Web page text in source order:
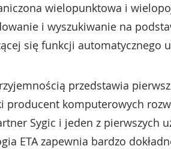
wielopunktowa i
i wyszukiwanie na
się funkcji automatycznego
przedstawia
producent komputerowych
Sygic i jeden z pierwszych
ETA zapewnia bardzo